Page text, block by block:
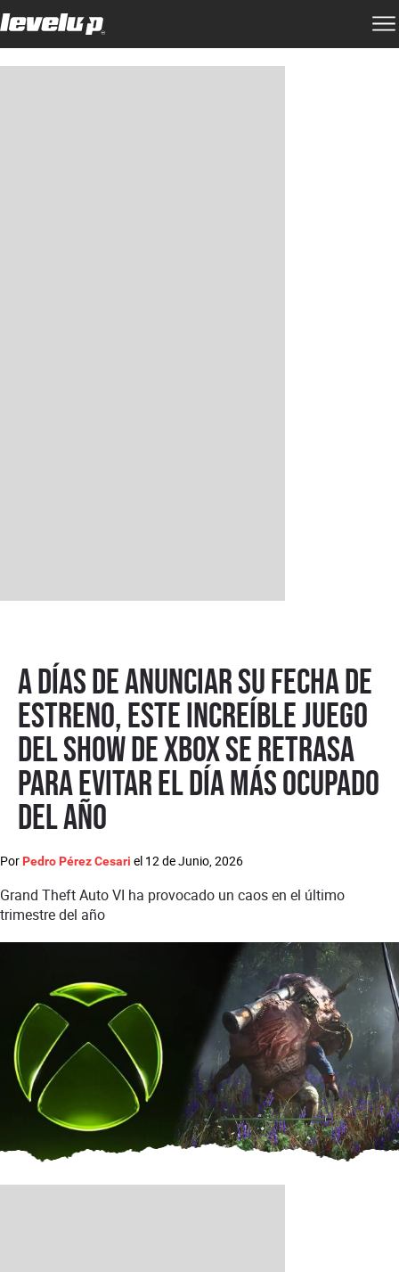
A días de anunciar su fecha de
estreno, este increíble juego
del show de XBOX se retrasa
para evitar el día más ocupado
del año
Por Pedro Pérez Cesari el 12 de Junio, 2026
Grand Theft Auto VI ha provocado un caos en el último
trimestre del año